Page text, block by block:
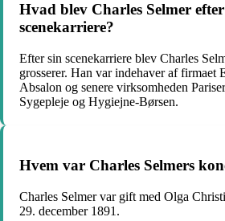
Hvad blev Charles Selmer
scenekarriere?
Efter sin scenekarriere blev Charles
grosserer. Han var indehaver af firmaet
Absalon og senere virksomheden
Sygepleje og Hygiejne-Børsen.
Hvem var Charles Selmers
Charles Selmer var gift med Olga
29. december 1891.